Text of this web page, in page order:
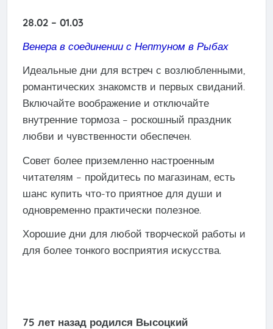
28.02 – 01.03
Венера в соединении с Нептуном в Рыбах
Идеальные дни для встреч с возлюбленными,
романтических знакомств и первых свиданий.
Включайте воображение и отключайте
внутренние тормоза – роскошный праздник
любви и чувственности обеспечен.
Совет более приземленно настроенным
читателям – пройдитесь по магазинам, есть
шанс купить что-то приятное для души и
одновременно практически полезное.
Хорошие дни для любой творческой работы и
для более тонкого восприятия искусства.
75 лет назад родился Высоцкий